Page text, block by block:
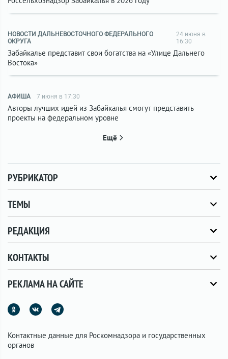
НОВОСТИ ДАЛЬНЕВОСТОЧНОГО ФЕДЕРАЛЬНОГО
ОКРУГА
24 июня в
16:30
Забайкалье представит свои богатства на «Улице Дальнего
Востока»
АФИША 7 июня в 17:30
Авторы лучших идей из Забайкалья смогут представить
проекты на федеральном уровне
Ещё
РУБРИКАТОР
ТЕМЫ
РЕДАКЦИЯ
КОНТАКТЫ
РЕКЛАМА НА САЙТЕ
Контактные данные для Роскомнадзора и государственных
органов